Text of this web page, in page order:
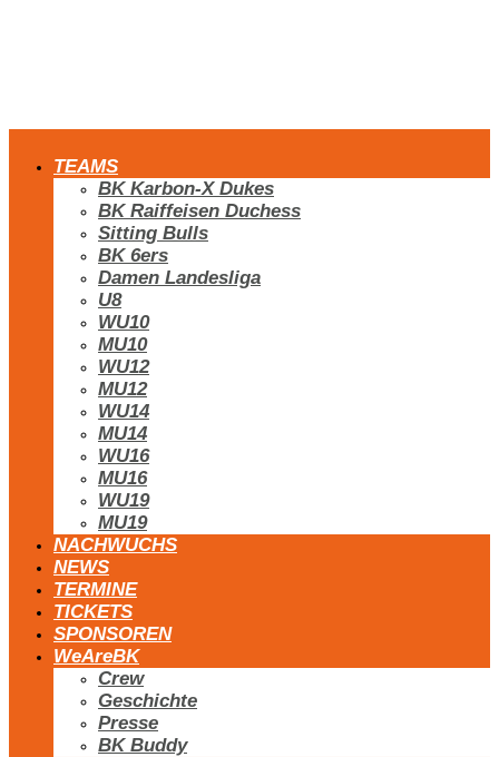
TEAMS
BK Karbon-X Dukes
BK Raiffeisen Duchess
Sitting Bulls
BK 6ers
Damen Landesliga
U8
WU10
MU10
WU12
MU12
WU14
MU14
WU16
MU16
WU19
MU19
NACHWUCHS
NEWS
TERMINE
TICKETS
SPONSOREN
WeAreBK
Crew
Geschichte
Presse
BK Buddy